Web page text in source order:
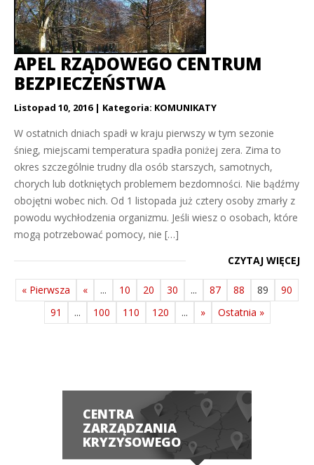
APEL RZĄDOWEGO CENTRUM
BEZPIECZEŃSTWA
Listopad 10, 2016 Kategoria: KOMUNIKATY
W ostatnich dniach spadł w kraju pierwszy w tym sezonie
śnieg, miejscami temperatura spadła poniżej zera. Zima to
okres szczególnie trudny dla osób starszych, samotnych,
chorych lub dotkniętych problemem bezdomności. Nie bądźmy
obojętni wobec nich. Od 1 listopada już cztery osoby zmarły z
powodu wychłodzenia organizmu. Jeśli wiesz o osobach, które
mogą potrzebować pomocy, nie […]
CZYTAJ WIĘCEJ
« Pierwsza « ... 10 20 30 ... 87 88 89
90
91
... 100 110 120 ... » Ostatnia »
CENTRA
ZARZĄDZANIA
KRYZYSOWEGO